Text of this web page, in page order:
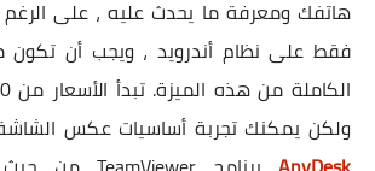
هاتفك ومعرفة ما يحدث عليه ، على الرغم
فقط على نظام أندرويد ، ويجب أن تكون
ولكن يمكنك تجربة أساسيات عكس